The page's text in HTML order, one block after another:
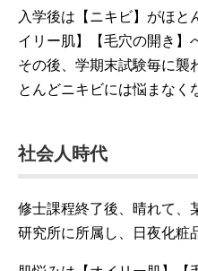
入学後は【ニキビ】がほと
イリー肌】【毛穴の開き】
その後、学期末試験毎に襲
とんどニキビには悩まなく
社会人時代
修士課程終了後、晴れて、
研究所に所属し、日夜化粧